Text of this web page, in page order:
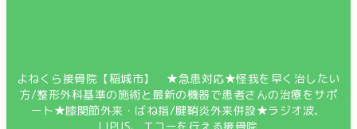
よねくら接骨院【稲城市】 ★急患対応★怪我を早く治したい
方/整形外科基準の施術と最新の機器で患者さんの治療をサポ
ート★膝関節外来・ばね指/腱鞘炎外来併設★ラジオ波、